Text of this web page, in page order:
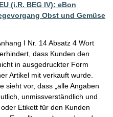
(i.R. BEG IV): eBon
Obst und Gemüse
I Nr. 14 Absatz 4 Wort
dass Kunden den
in ausgedruckter Form
Artikel mit verkauft wurde.
sieht vor, dass „alle Angaben
unmissverständlich und
Etikett für den Kunden